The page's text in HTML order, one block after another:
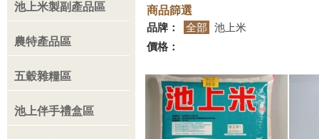
池上米製副產品區
農特產品區
五穀雜糧區
池上伴手禮盒區
商品篩選
品牌：
全部
池上米
價格：